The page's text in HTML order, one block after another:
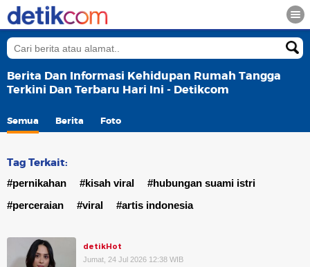
Berita Dan Informasi Kehidupan Rumah Tangga
Terkini Dan Terbaru Hari Ini - Detikcom
Semua Berita Foto
Tag Terkait:
#pernikahan #kisah viral
#hubungan suami istri
#perceraian
#viral #artis indonesia
detikHot
Jumat, 24 Jul 2026 12:38 WIB